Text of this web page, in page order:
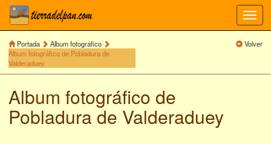
Portada
Album fotográfico
Album fotográfico de Pobladura de
Valderaduey
Volver
Album fotográfico de
Pobladura de Valderaduey